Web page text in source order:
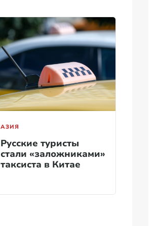
АЗИЯ
Русские туристы
стали «заложниками»
таксиста в Китае